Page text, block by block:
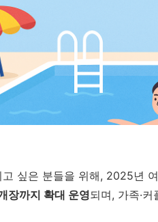
싶은 분들을 위해, 2025년
장까지 확대 운영되며, 가족·